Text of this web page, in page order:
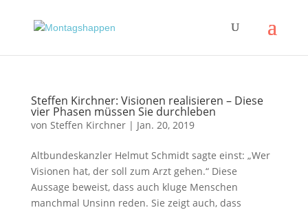
Steffen Kirchner: Visionen realisieren – Diese
vier Phasen müssen Sie durchleben
von Steffen Kirchner| Jan. 20, 2019
Altbundeskanzler Helmut Schmidt sagte einst: „Wer
Visionen hat, der soll zum Arzt gehen.“ Diese
Aussage beweist, dass auch kluge Menschen
manchmal Unsinn reden. Sie zeigt auch, dass